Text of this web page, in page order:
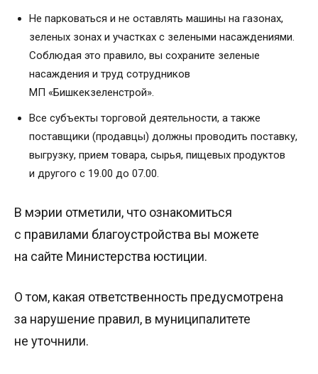
Не парковаться и не оставлять машины на газонах,
зеленых зонах и участках с зелеными насаждениями.
Соблюдая это правило, вы сохраните зеленые
насаждения и труд сотрудников
МП «Бишкекзеленстрой».
Все субъекты торговой деятельности, а также
поставщики (продавцы) должны проводить поставку,
выгрузку, прием товара, сырья, пищевых продуктов
и другого с 19.00 до 07.00.
В мэрии отметили, что ознакомиться
с правилами благоустройства вы можете
на сайте Министерства юстиции.
О том, какая ответственность предусмотрена
за нарушение правил, в муниципалитете
не уточнили.